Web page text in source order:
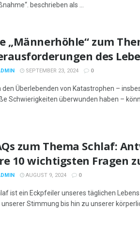
beschrieben als ...
„Männerhöhle“ zum
des
SEPTEMBER 23, 2024 0
den Überlebenden von Katastrophen –
Schwierigkeiten überwunden haben –
zum Thema Schlaf:
10 wichtigsten Fragen
AUGUST 9, 2024 0
ist ein Eckpfeiler unseres täglichen
unserer Stimmung bis hin zu unserer